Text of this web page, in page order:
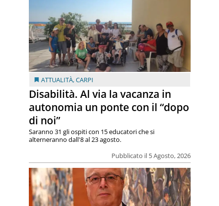
ATTUALITÀ,CARPI
Disabilità. Al via la vacanza in
autonomia un ponte con il “dopo
di noi”
Pubblicato il 5 Agosto, 2026
Saranno 31 gli ospiti con 15 educatori che si
alterneranno dall'8 al 23 agosto.